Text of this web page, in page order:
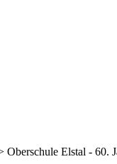
Oberschule Elstal - 60.